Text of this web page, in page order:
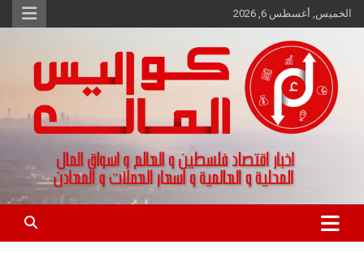
Skip
to
الخميس, أغسطس 6, 2026
كواليس المال
اخبار اقتصاد فلسطين و العالم و تقارير اسواق المال و العملات